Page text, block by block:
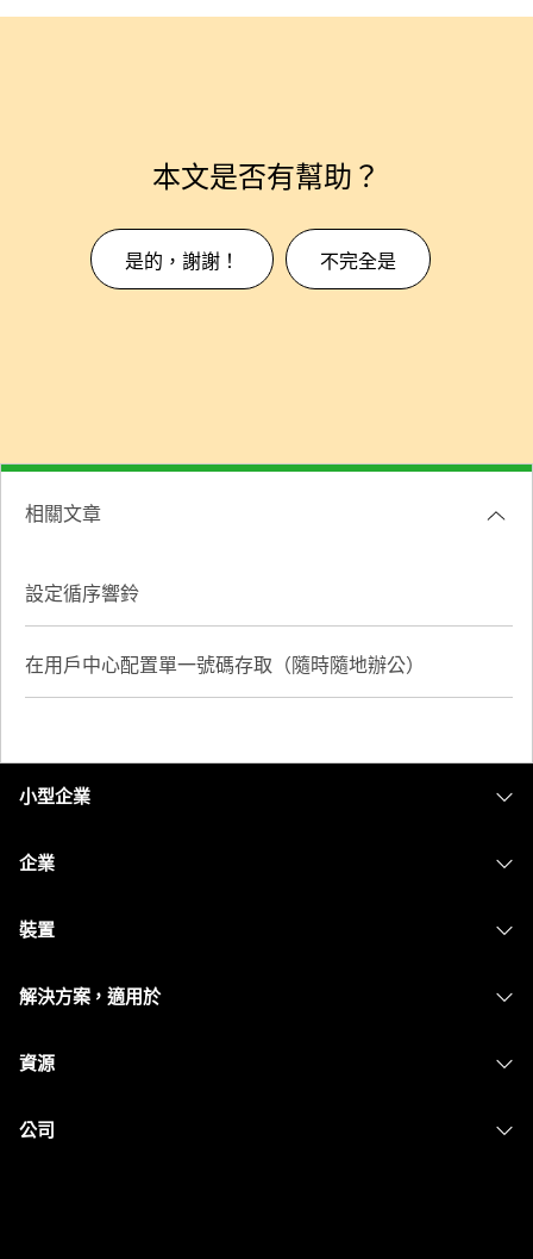
本文是否有幫助？
是的，謝謝！ 不完全是
相關文章
設定循序響鈴
在用戶中心配置單一號碼存取（隨時隨地辦公）
小型企業
企業
裝置
解決方案，適用於
資源
公司